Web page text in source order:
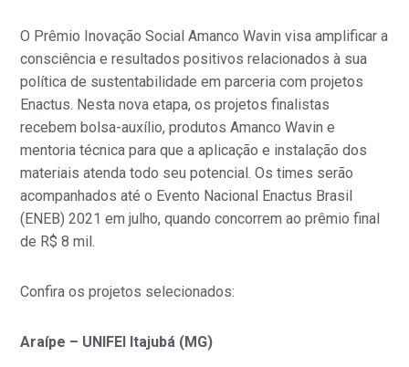
O Prêmio Inovação Social Amanco Wavin visa amplificar a
consciência e resultados positivos relacionados à sua
política de sustentabilidade em parceria com projetos
Enactus. Nesta nova etapa, os projetos finalistas
recebem bolsa-auxílio, produtos Amanco Wavin e
mentoria técnica para que a aplicação e instalação dos
materiais atenda todo seu potencial. Os times serão
acompanhados até o Evento Nacional Enactus Brasil
(ENEB) 2021 em julho, quando concorrem ao prêmio final
de R$ 8 mil.
Confira os projetos selecionados:
Araípe – UNIFEI Itajubá (MG)